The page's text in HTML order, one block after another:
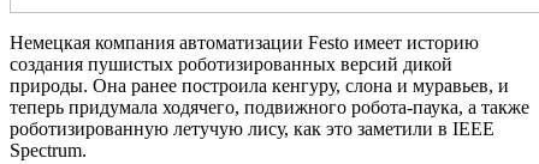
Немецкая компания автоматизации Festo имеет историю
создания пушистых роботизированных версий дикой
природы. Она ранее построила кенгуру, слона и муравьев, и
теперь придумала ходячего, подвижного робота-паука, а также
роботизированную летучую лису, как это заметили в IEEE
Spectrum.